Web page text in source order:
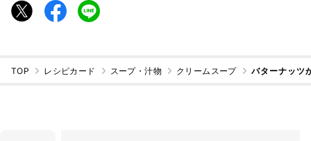
TOP レシピカード スープ・汁物 クリームスープ バターナッツ